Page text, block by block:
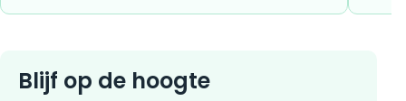
Blijf op de hoogte